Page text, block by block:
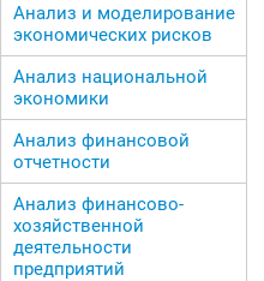
Анализ и моделирование
экономических рисков
Анализ национальной
экономики
Анализ финансовой
отчетности
Анализ финансово-
хозяйственной
деятельности
предприятий